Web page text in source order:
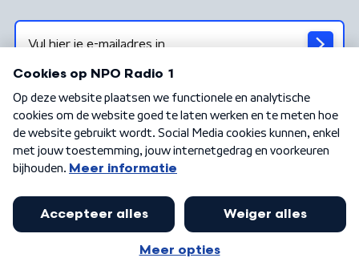
Algemene voorwaarden